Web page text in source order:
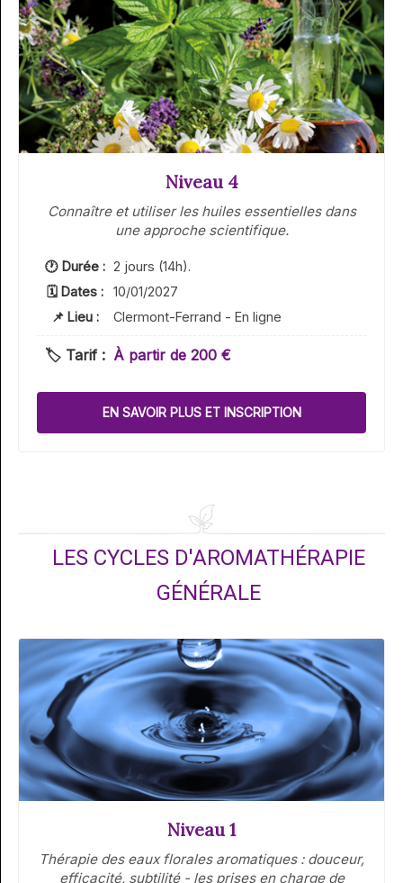
Niveau 4
Connaître et utiliser les huiles essentielles dans
une approche scientifique.
🕐 Durée : 2 jours (14h).
🗓 Dates :
10/01/2027
📌 Lieu :
Clermont-Ferrand - En ligne
🏷️ Tarif : À partir de 200 €
EN SAVOIR PLUS ET INSCRIPTION
LES CYCLES D'AROMATHÉRAPIE
GÉNÉRALE
Niveau 1
Thérapie des eaux florales aromatiques : douceur,
efficacité, subtilité - les prises en charge de